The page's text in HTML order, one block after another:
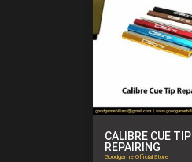
CALIBRE CUE TIP
REPAIRING
Goodgame Official Store